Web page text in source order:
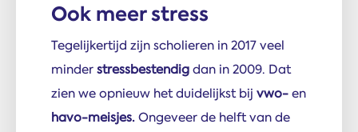
Ook meer stress
Tegelijkertijd zijn scholieren in 2017 veel
minderstressbestendigdan in 2009. Dat
zien we opnieuw het duidelijkst bij vwo-en
havo-meisjes.Ongeveer de helft van de